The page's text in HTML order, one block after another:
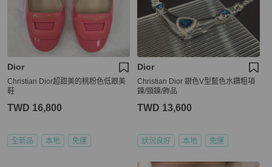
Dior
Christian Dior超甜美的桃粉色低跟美
鞋
TWD 16,800
全新品 本地 免運
Dior
Christian Dior 銀色V型藍色水鑽粗項
鍊/頸鍊/飾品
TWD 13,600
狀況良好 本地 免運